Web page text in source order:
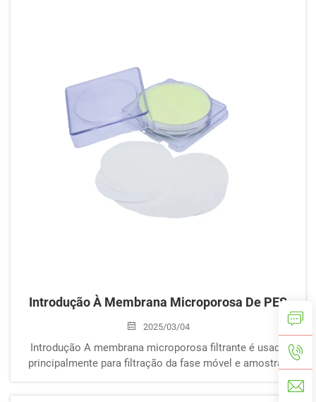
Introdução À Membrana Microporosa De PES
2025/03/04
Introdução A membrana microporosa filtrante é usada
principalmente para filtração da fase móvel e amostras